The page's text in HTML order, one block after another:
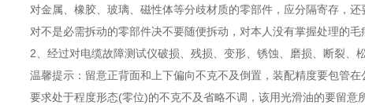
对金属、橡胶、玻璃、磁性体等分歧材质的零部件，应分隔寄存，还
对不是必需拆动的零部件决不要随便拆动，对本人没有掌握处理的毛
2、经过对电缆故障测试仪破损、残损、变形、锈蚀、磨损、断裂、
温馨提示：留意正背面和上下偏向不克不及倒置，装配精度要包管在
要求处于程度形态(零位)的不克不及省略不调，该用光滑油的要留意